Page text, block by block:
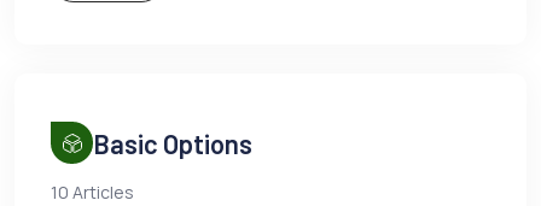
Basic Options
10 Articles